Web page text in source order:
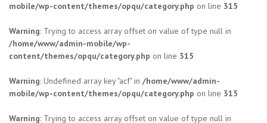
mobile/wp-content/themes/opqu/category.php on line 315
Warning: Trying to access array offset on value of type null in
/home/www/admin-mobile/wp-
content/themes/opqu/category.php on line 315
Warning: Undefined array key "acf" in /home/www/admin-
mobile/wp-content/themes/opqu/category.php on line 315
Warning: Trying to access array offset on value of type null in